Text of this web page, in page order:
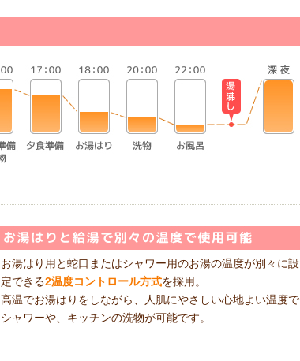
お湯はり用と蛇口またはシャワー用のお湯の温度が別々に設
定できる2温度コントロール方式を採用。
高温でお湯はりをしながら、人肌にやさしい心地よい温度で
シャワーや、キッチンの洗物が可能です。